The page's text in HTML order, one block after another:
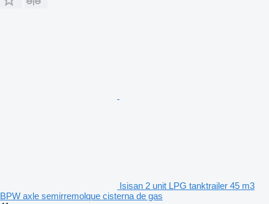
Isisan 2 unit LPG tanktrailer 45 m3
BPW axle semirremolque cisterna de gas